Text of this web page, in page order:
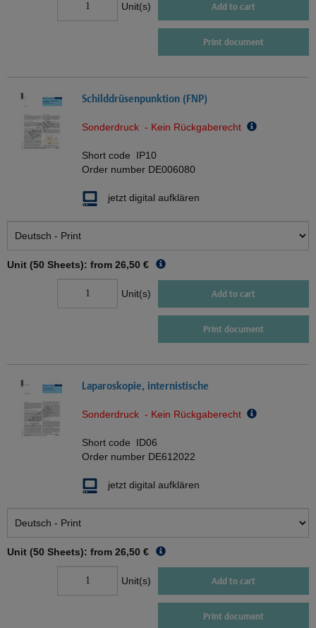
Unit(s) Add to cart
Print document
Schilddrüsenpunktion (FNP)
Sonderdruck - Kein Rückgaberecht
Short code IP10
Order number DE006080
jetzt digital aufklären
Unit (50 Sheets): from 26,50 €
Unit(s) Add to cart
Print document
Laparoskopie, internistische
Sonderdruck - Kein Rückgaberecht
Short code ID06
Order number DE612022
jetzt digital aufklären
Unit (50 Sheets): from 26,50 €
Unit(s) Add to cart
Print document